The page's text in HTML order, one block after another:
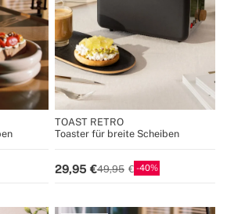
TOAST RETRO
Toaster für breite Scheiben
29,95 49,95 40